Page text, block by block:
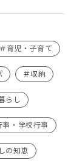
#育児・子育て
#収納
らし
・学校行事
の知恵